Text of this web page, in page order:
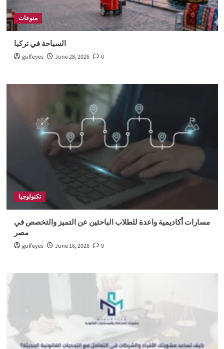
منوعات
السياحة في تركيا
gulfeyes June 28, 2026 0
تكنولوجيا
مسارات أكاديمية واعدة للطلاب الباحثين عن التميز والتخصص في
مصر
gulfeyes June 16, 2026 0